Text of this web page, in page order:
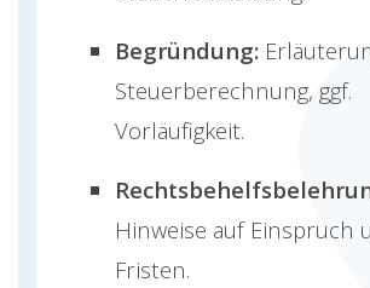
Begründung:
Steuerberechnung, ggf.
Vorläufigkeit.
Hinweise auf Einspruch
Fristen.